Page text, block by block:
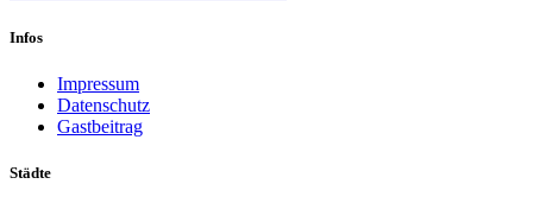
Infos
Impressum
Datenschutz
Gastbeitrag
Städte